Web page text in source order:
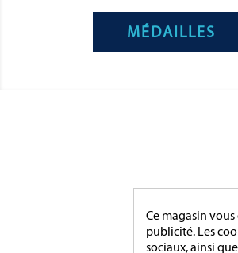
MÉDAILLES
Magnino Décorations :
fabrication et vente de
militaires à verson, près de
Ce magasin
publicité. Les
sociaux, ainsi